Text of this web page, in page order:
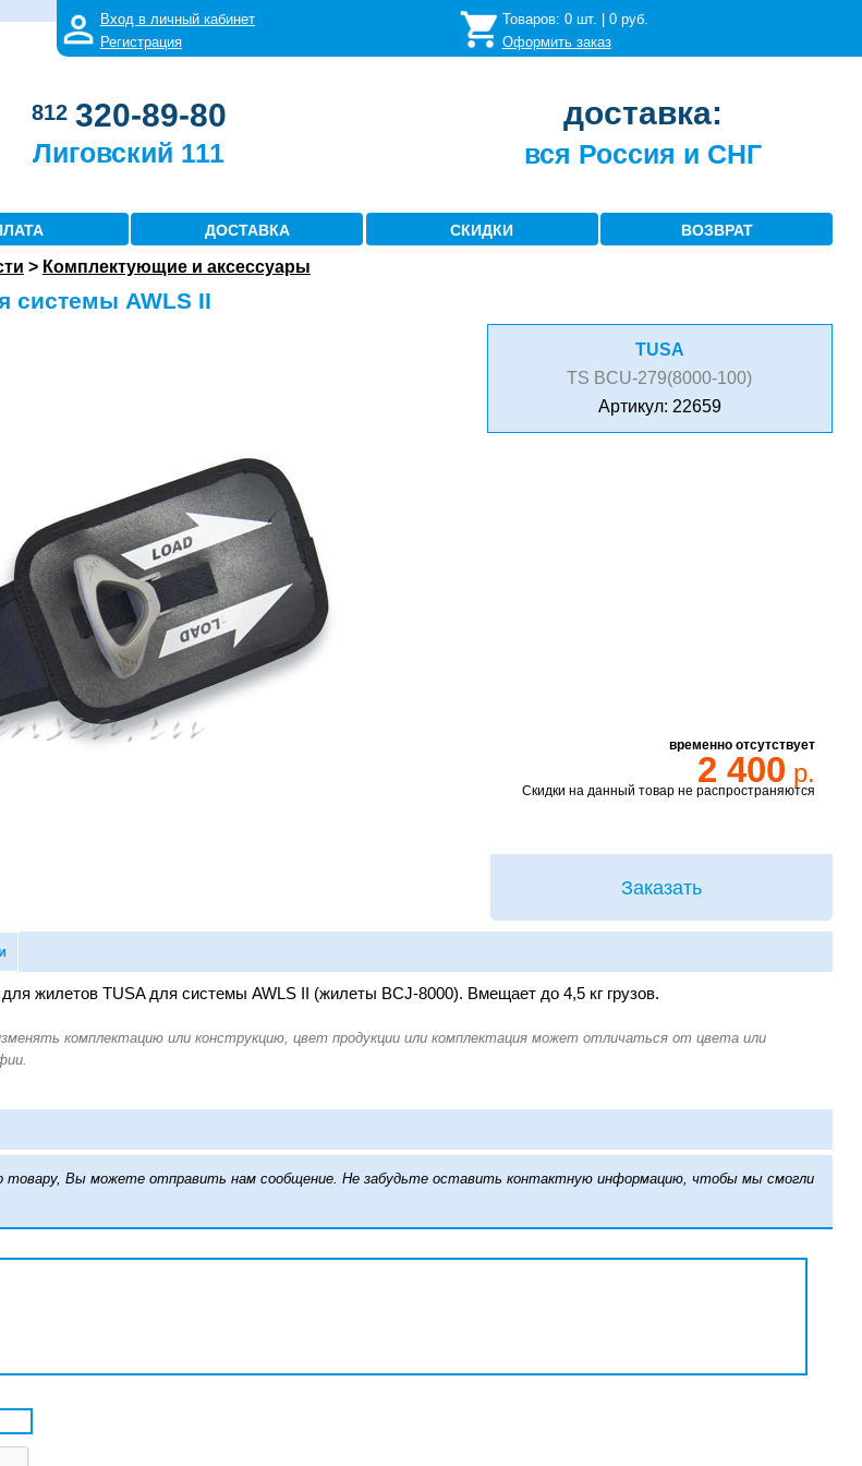
Вход в личный кабинет
Регистрация
Товаров: 0шт. | 0руб.
Оформить заказ
812 320-89-80
Лиговский 111
доставка:
вся Россия и СНГ
ДОСТАВКА СКИДКИ ВОЗВРАТ
> Комплектующие и аксессуары
системы AWLS II
TUSA
TS BCU-279(8000-100)
Артикул: 22659
временно отсутствует
2 400 р.
Скидки на данный товар не распространяются
Заказать
жилетов TUSA для системы AWLS II (жилеты BCJ-8000). Вмещает до 4,5 кг грузов.
товару, Вы можете отправить нам сообщение. Не забудьте оставить контактную информацию, чтобы мы смогли